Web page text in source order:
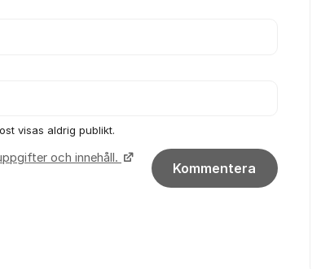
visas aldrig publikt.
och innehåll.
Kommentera